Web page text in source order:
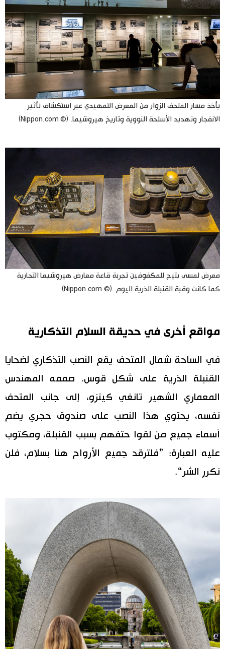
يأخذ مسار المتحف الزوار من المعرض التمهيدي عبر استكشاف تأثير
الانفجار وتهديد الأسلحة النووية وتاريخ هيروشيما. (© Nippon.com)
معرض لمسي يتيح للمكفوفين تجربة قاعة معارض هيروشيما التجارية
كما كانت وقبة القنبلة الذرية اليوم. (© Nippon.com)
مواقع أخرى في حديقة السلام التذكارية
في الساحة شمال المتحف يقع النصب التذكاري لضحايا
القنبلة الذرية على شكل قوس. صممه المهندس
المعماري الشهير تانغي كينزو، إلى جانب المتحف
نفسه، يحتوي هذا النصب على صندوق حجري يضم
أسماء جميع من لقوا حتفهم بسبب القنبلة، ومكتوب
عليه العبارة: ”فلترقد جميع الأرواح هنا بسلام، فلن
نكرر الشر“.